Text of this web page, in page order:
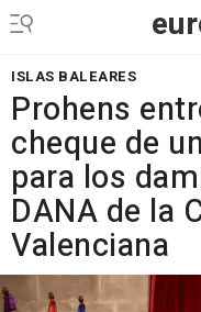
ISLAS BALEARES
Prohens
cheque de
para los
DANA de la
Valenciana